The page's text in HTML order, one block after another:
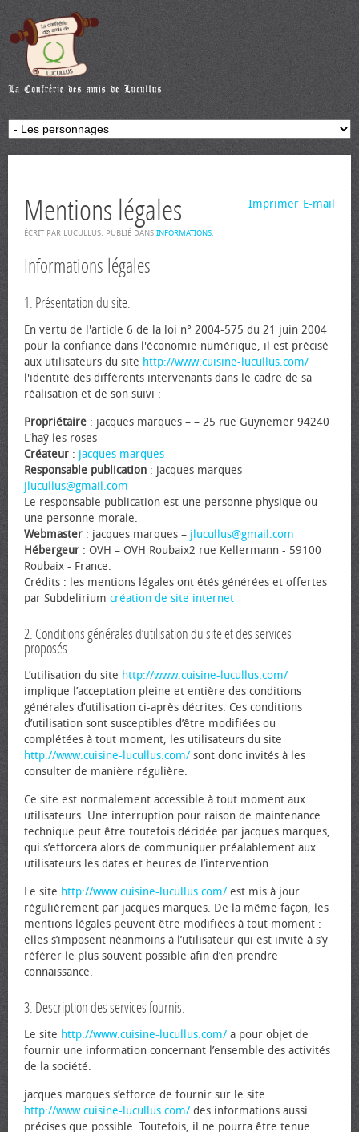
E-mail
Imprimer
Mentions légales
ÉCRIT PAR LUCULLUS. PUBLIÉ DANS INFORMATIONS.
Informations légales
1. Présentation du site.
En vertu de l'article 6 de la loi n° 2004-575 du 21 juin 2004
pour la confiance dans l'économie numérique, il est précisé
aux utilisateurs du site http://www.cuisine-lucullus.com/
l'identité des différents intervenants dans le cadre de sa
réalisation et de son suivi :
Propriétaire : jacques marques – – 25 rue Guynemer 94240
L'haÿ les roses
Créateur : jacques marques
Responsable publication : jacques marques –
jlucullus@gmail.com
Le responsable publication est une personne physique ou
une personne morale.
Webmaster : jacques marques – jlucullus@gmail.com
Hébergeur : OVH – OVH Roubaix2 rue Kellermann - 59100
Roubaix - France.
Crédits : les mentions légales ont étés générées et offertes
par Subdelirium création de site internet
2. Conditions générales d’utilisation du site et des services
proposés.
L’utilisation du site http://www.cuisine-lucullus.com/
implique l’acceptation pleine et entière des conditions
générales d’utilisation ci-après décrites. Ces conditions
d’utilisation sont susceptibles d’être modifiées ou
complétées à tout moment, les utilisateurs du site
http://www.cuisine-lucullus.com/ sont donc invités à les
consulter de manière régulière.
Ce site est normalement accessible à tout moment aux
utilisateurs. Une interruption pour raison de maintenance
technique peut être toutefois décidée par jacques marques,
qui s’efforcera alors de communiquer préalablement aux
utilisateurs les dates et heures de l’intervention.
Le site http://www.cuisine-lucullus.com/ est mis à jour
régulièrement par jacques marques. De la même façon, les
mentions légales peuvent être modifiées à tout moment :
elles s’imposent néanmoins à l’utilisateur qui est invité à s’y
référer le plus souvent possible afin d’en prendre
connaissance.
3. Description des services fournis.
Le site http://www.cuisine-lucullus.com/ a pour objet de
fournir une information concernant l’ensemble des activités
de la société.
jacques marques s’efforce de fournir sur le site
http://www.cuisine-lucullus.com/ des informations aussi
précises que possible. Toutefois, il ne pourra être tenue